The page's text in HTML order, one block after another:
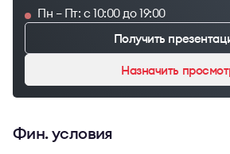
Пн – Пт: с 10:00 до 19:00
Получить
Назначить
Фин. условия